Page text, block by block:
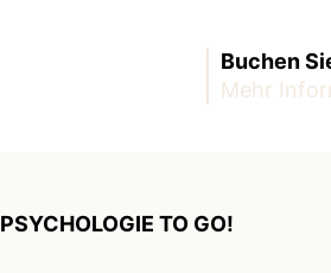
Buchen
Mehr
PSYCHOLOGIE TO GO!